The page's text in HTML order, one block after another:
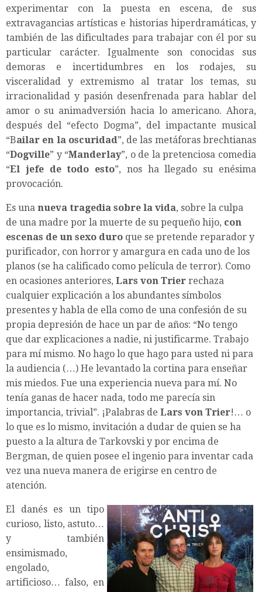
experimentar con la puesta en escena, de sus
extravagancias artísticas e historias hiperdramáticas, y
también de las dificultades para trabajar con él por su
particular carácter. Igualmente son conocidas sus
demoras e incertidumbres en los rodajes, su
visceralidad y extremismo al tratar los temas, su
irracionalidad y pasión desenfrenada para hablar del
amor o su animadversión hacia lo americano. Ahora,
después del “efecto Dogma”, del impactante musical
“Bailar en la oscuridad”, de las metáforas brechtianas
“Dogville” y “Manderlay”, o de la pretenciosa comedia
“El jefe de todo esto”, nos ha llegado su enésima
provocación.
Es una nueva tragedia sobre la vida, sobre la culpa
de una madre por la muerte de su pequeño hijo, con
escenas de un sexo duro que se pretende reparador y
purificador, con horror y amargura en cada uno de los
planos (se ha calificado como película de terror). Como
en ocasiones anteriores, Lars von Trier rechaza
cualquier explicación a los abundantes símbolos
presentes y habla de ella como de una confesión de su
propia depresión de hace un par de años: “No tengo
que dar explicaciones a nadie, ni justificarme. Trabajo
para mí mismo. No hago lo que hago para usted ni para
la audiencia (…) He levantado la cortina para enseñar
mis miedos. Fue una experiencia nueva para mí. No
tenía ganas de hacer nada, todo me parecía sin
importancia, trivial”. ¡Palabras de Lars von Trier!… o
lo que es lo mismo, invitación a dudar de quien se ha
puesto a la altura de Tarkovski y por encima de
Bergman, de quien posee el ingenio para inventar cada
vez una nueva manera de erigirse en centro de
atención.
El danés es un tipo
curioso, listo, astuto…
y también
ensimismado,
engolado,
artificioso… falso, en